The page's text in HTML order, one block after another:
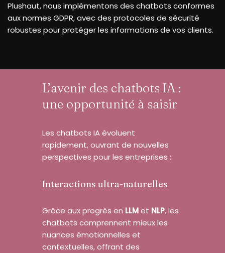
Plushaut, nous implémentons des chatbots conformes
aux normes GDPR, avec des protocoles de sécurité
robustes pour protéger les informations de vos clients.
L’avenir des chatbots IA :
une opportunité à saisir
Les chatbots IA évoluent
rapidement, ouvrant de nouvelles
perspectives pour les entreprises :
Interactions ultra-naturelles
Grâce aux progrès en LLMet NLP, les
chatbots comprennent mieux les
nuances émotionnelles et
contextuelles, offrant des